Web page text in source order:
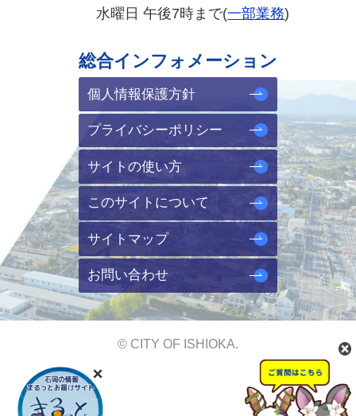
水曜日 午後7時まで(一部業務)
総合インフォメーション
個人情報保護方針
プライバシーポリシー
サイトの使い方
このサイトについて
サイトマップ
お問い合わせ
© CITY OF ISHIOKA.